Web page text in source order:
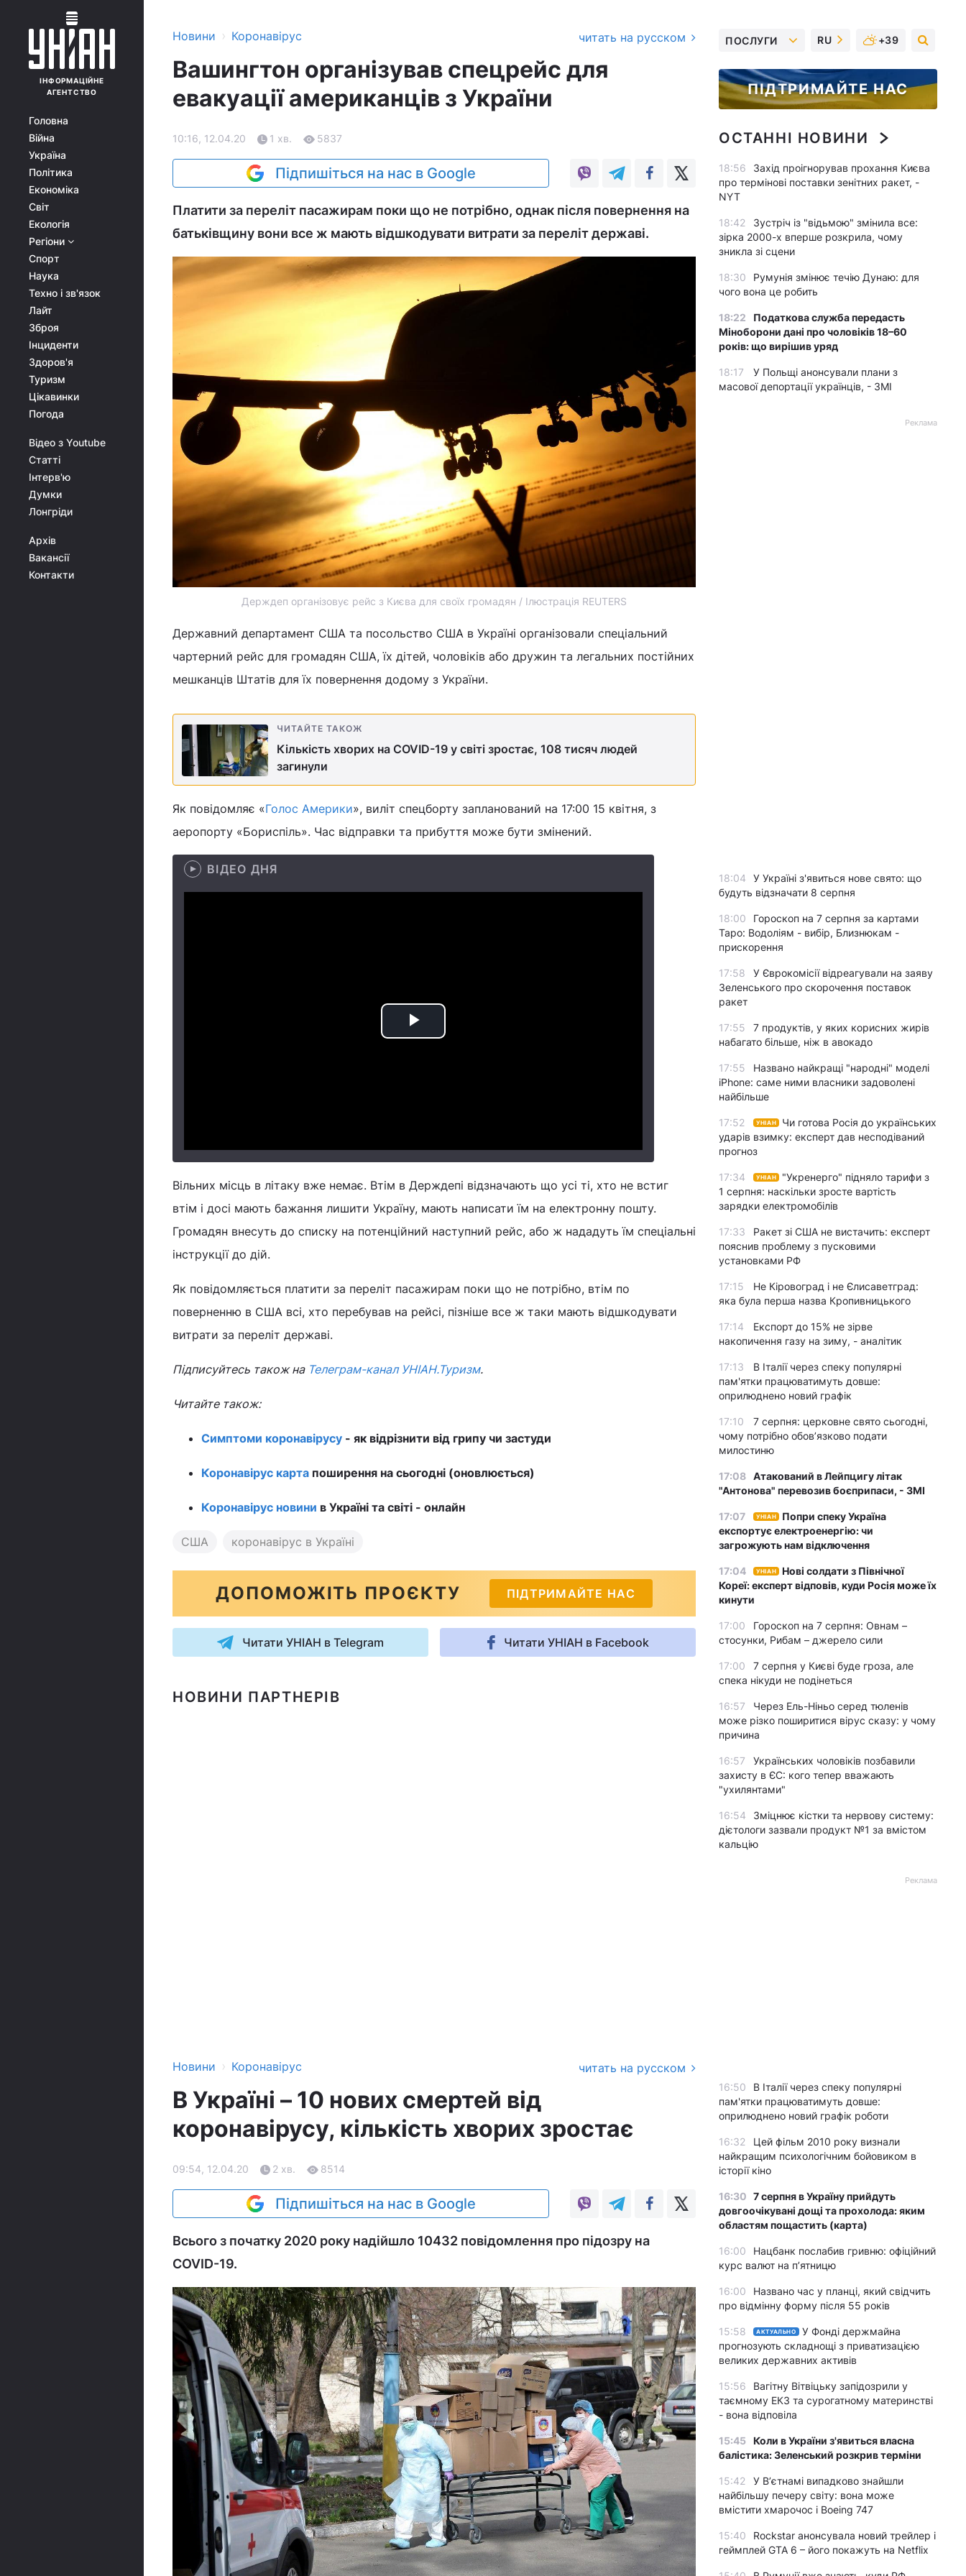
ІНФОРМАЦІЙНЕ
АГЕНТСТВО
Головна
Війна
Україна
Політика
Економіка
Світ
Екологія
Регіони
Спорт
Наука
Техно і зв'язок
Лайт
Зброя
Інциденти
Здоров'я
Туризм
Цікавинки
Погода
Відео з Youtube
Статті
Інтерв'ю
Думки
Лонгріди
Архів
Вакансії
Контакти
Новини › Коронавірус читать на русском
Вашингтон організував спецрейс для
евакуації американців з України
10:16, 12.04.20 1 хв. 5837
Підпишіться на нас в Google
Платити за переліт пасажирам поки що не потрібно, однак після повернення на
батьківщину вони все ж мають відшкодувати витрати за переліт державі.
Держдеп організовує рейс з Києва для своїх громадян / Ілюстрація REUTERS
Державний департамент США та посольство США в Україні організовали спеціальний
чартерний рейс для громадян США, їх дітей, чоловіків або дружин та легальних постійних
мешканців Штатів для їх повернення додому з України.
ЧИТАЙТЕ ТАКОЖ
Кількість хворих на COVID-19 у світі зростає, 108 тисяч людей
загинули
Як повідомляє «Голос Америки», виліт спецборту запланований на 17:00 15 квітня, з
аеропорту «Бориспіль». Час відправки та прибуття може бути змінений.
ВІДЕО ДНЯ
Play
Вільних місць в літаку вже немає. Втім в Держдепі відзначають що усі ті, хто не встиг
втім і досі мають бажання лишити Україну, мають написати їм на електронну пошту.
Громадян внесуть до списку на потенційний наступний рейс, або ж нададуть їм спеціальні
інструкції до дій.
Як повідомляється платити за переліт пасажирам поки що не потрібно, втім по
поверненню в США всі, хто перебував на рейсі, пізніше все ж таки мають відшкодувати
витрати за переліт державі.
Підписуйтесь також на Телеграм-канал УНІАН.Туризм.
Читайте також:
Симптоми коронавірусу - як відрізнити від грипу чи застуди
Коронавірус карта поширення на сьогодні (оновлюється)
Коронавірус новини в Україні та світі - онлайн
США коронавірус в Україні
ДОПОМОЖІТЬ ПРОЄКТУ ПІДТРИМАЙТЕ НАС
Читати УНІАН в Telegram Читати УНІАН в Facebook
НОВИНИ ПАРТНЕРІВ
Новини › Коронавірус читать на русском
В Україні – 10 нових смертей від
коронавірусу, кількість хворих зростає
09:54, 12.04.20 2 хв. 8514
Підпишіться на нас в Google
Всього з початку 2020 року надійшло 10432 повідомлення про підозру на
COVID-19.
ПОСЛУГИ RU +39
ПІДТРИМАЙТЕ НАС
ОСТАННІ НОВИНИ
18:56
Захід проігнорував прохання Києва
про термінові поставки зенітних ракет, -
NYT
18:42
Зустріч із "відьмою" змінила все:
зірка 2000-х вперше розкрила, чому
зникла зі сцени
18:30
Румунія змінює течію Дунаю: для
чого вона це робить
18:22
Податкова служба передасть
Міноборони дані про чоловіків 18–60
років: що вирішив уряд
18:17
У Польщі анонсували плани з
масової депортації українців, - ЗМІ
Реклама
18:04
У Україні з'явиться нове свято: що
будуть відзначати 8 серпня
18:00
Гороскоп на 7 серпня за картами
Таро: Водоліям - вибір, Близнюкам -
прискорення
17:58
У Єврокомісії відреагували на заяву
Зеленського про скорочення поставок
ракет
17:55
7 продуктів, у яких корисних жирів
набагато більше, ніж в авокадо
17:55
Названо найкращі "народні" моделі
iPhone: саме ними власники задоволені
найбільше
17:52 УНІАН
Чи готова Росія до українських
ударів взимку: експерт дав несподіваний
прогноз
17:34 УНІАН
"Укренерго" підняло тарифи з
1 серпня: наскільки зросте вартість
зарядки електромобілів
17:33
Ракет зі США не вистачить: експерт
пояснив проблему з пусковими
установками РФ
17:15
Не Кіровоград і не Єлисаветград:
яка була перша назва Кропивницького
17:14
Експорт до 15% не зірве
накопичення газу на зиму, - аналітик
17:13
В Італії через спеку популярні
пам'ятки працюватимуть довше:
оприлюднено новий графік
17:10
7 серпня: церковне свято сьогодні,
чому потрібно обов’язково подати
милостиню
17:08 Атакований в Лейпцигу літак
"Антонова" перевозив боєприпаси, - ЗМІ
17:07 УНІАН
Попри спеку Україна
експортує електроенергію: чи
загрожують нам відключення
17:04 УНІАН
Нові солдати з Північної
Кореї: експерт відповів, куди Росія може їх
кинути
17:00
Гороскоп на 7 серпня: Овнам –
стосунки, Рибам – джерело сили
17:00
7 серпня у Києві буде гроза, але
спека нікуди не подінеться
16:57
Через Ель-Ніньо серед тюленів
може різко поширитися вірус сказу: у чому
причина
16:57
Українських чоловіків позбавили
захисту в ЄС: кого тепер вважають
"ухилянтами"
16:54
Зміцнює кістки та нервову систему:
дієтологи зазвали продукт №1 за вмістом
кальцію
Реклама
16:50
В Італії через спеку популярні
пам'ятки працюватимуть довше:
оприлюднено новий графік роботи
16:32
Цей фільм 2010 року визнали
найкращим психологічним бойовиком в
історії кіно
16:30 7 серпня в Україну прийдуть
довгоочікувані дощі та прохолода: яким
областям пощастить (карта)
16:00
Нацбанк послабив гривню: офіційний
курс валют на п’ятницю
16:00
Названо час у планці, який свідчить
про відмінну форму після 55 років
15:58 АКТУАЛЬНО
У Фонді держмайна
прогнозують складнощі з приватизацією
великих державних активів
15:56
Вагітну Вітвіцьку запідозрили у
таємному ЕКЗ та сурогатному материнстві
- вона відповіла
15:45 Коли в України з'явиться власна
балістика: Зеленський розкрив терміни
15:42
У Вʼєтнамі випадково знайшли
найбільшу печеру світу: вона може
вмістити хмарочос і Boeing 747
15:40
Rockstar анонсувала новий трейлер і
геймплей GTA 6 – його покажуть на Netflix